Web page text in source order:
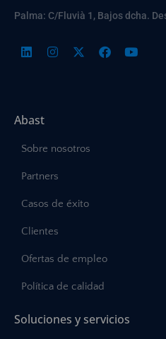
Palma: C/Fluvià 1, Bajos dcha.
Abast
Sobre nosotros
Partners
Casos de éxito
Clientes
Ofertas de empleo
Política de calidad
Soluciones y servicios